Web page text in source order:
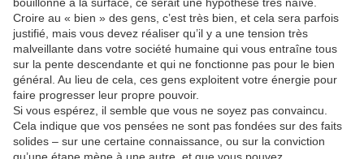
Croire au « bien » des gens, c’est très bien, et cela sera parfois
justifié, mais vous devez réaliser qu’il y a une tension très
malveillante dans votre société humaine qui vous entraîne tous
sur la pente descendante et qui ne fonctionne pas pour le bien
général. Au lieu de cela, ces gens exploitent votre énergie pour
faire progresser leur propre pouvoir.
Si vous espérez, il semble que vous ne soyez pas convaincu.
Cela indique que vos pensées ne sont pas fondées sur des faits
solides – sur une certaine connaissance, ou sur la conviction